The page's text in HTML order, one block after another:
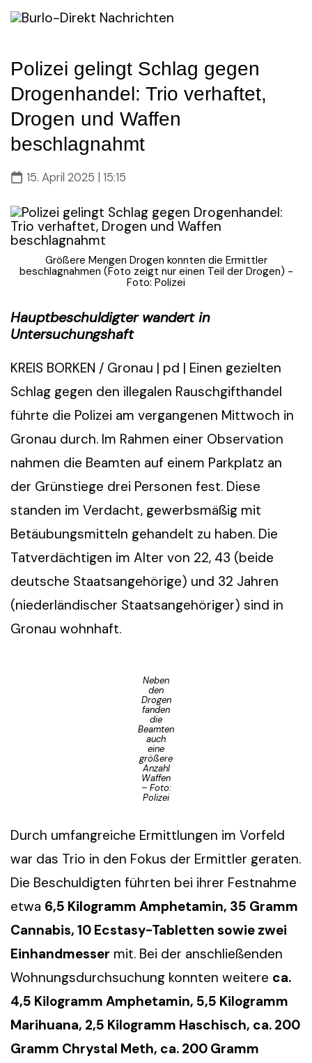
to
Polizei gelingt Schlag gegen
Drogenhandel: Trio verhaftet,
Drogen und Waffen
beschlagnahmt
15. April 2025 | 15:15
Größere Mengen Drogen konnten die Ermittler
beschlagnahmen (Foto zeigt nur einen Teil der Drogen) -
Foto: Polizei
Hauptbeschuldigter wandert in
Untersuchungshaft
KREIS BORKEN / Gronau | pd | Einen gezielten
Schlag gegen den illegalen Rauschgifthandel
führte die Polizei am vergangenen Mittwoch in
Gronau durch. Im Rahmen einer Observation
nahmen die Beamten auf einem Parkplatz an
der Grünstiege drei Personen fest. Diese
standen im Verdacht, gewerbsmäßig mit
Betäubungsmitteln gehandelt zu haben. Die
Tatverdächtigen im Alter von 22, 43 (beide
deutsche Staatsangehörige) und 32 Jahren
(niederländischer Staatsangehöriger) sind in
Gronau wohnhaft.
Neben
den
Drogen
fanden
die
Beamten
auch
eine
größere
Anzahl
Waffen
– Foto:
Polizei
Durch umfangreiche Ermittlungen im Vorfeld
war das Trio in den Fokus der Ermittler geraten.
Die Beschuldigten führten bei ihrer Festnahme
etwa 6,5 Kilogramm Amphetamin, 35 Gramm
Cannabis, 10 Ecstasy-Tabletten sowie zwei
Einhandmesser mit. Bei der anschließenden
Wohnungsdurchsuchung konnten weitere ca.
4,5 Kilogramm Amphetamin, 5,5 Kilogramm
Marihuana, 2,5 Kilogramm Haschisch, ca. 200
Gramm Chrystal Meth, ca. 200 Gramm